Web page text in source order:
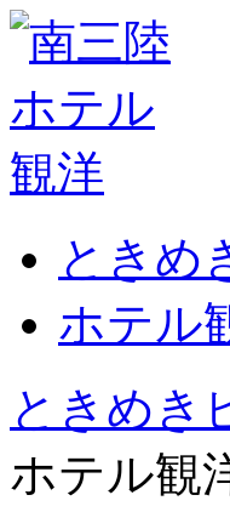
ときめ
ホテル
ときめき
ホテル観